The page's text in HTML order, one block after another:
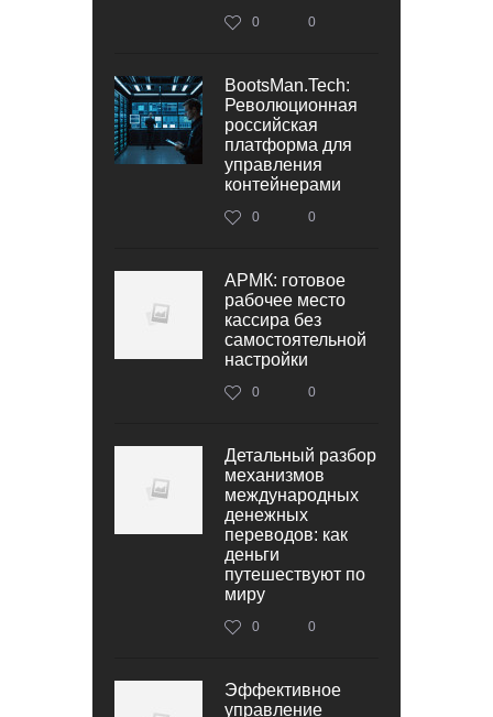
0 0
BootsMan.Tech:
Революционная
российская
платформа для
управления
контейнерами
0 0
АРМК: готовое
рабочее место
кассира без
самостоятельной
настройки
0 0
Детальный разбор
механизмов
международных
денежных
переводов: как
деньги
путешествуют по
миру
0 0
Эффективное
управление